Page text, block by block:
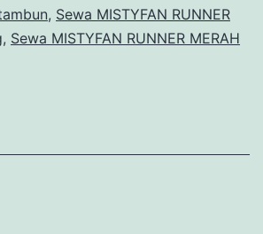
, Sewa MISTYFAN RUNNER
, Sewa MISTYFAN RUNNER MERAH